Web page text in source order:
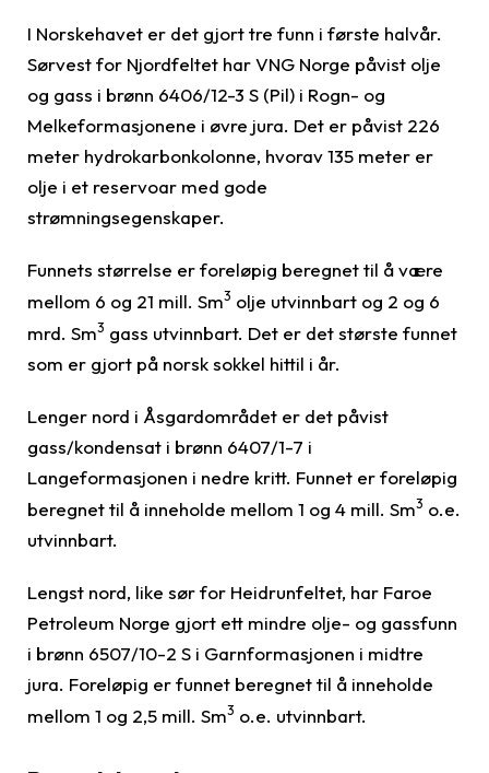
I Norskehavet er det gjort tre funn i første halvår.
Sørvest for Njordfeltet har VNG Norge påvist olje
og gass i brønn 6406/12-3 S (Pil) i Rogn- og
Melkeformasjonene i øvre jura. Det er påvist 226
meter hydrokarbonkolonne, hvorav 135 meter er
olje i et reservoar med gode
strømningsegenskaper.
Funnets størrelse er foreløpig beregnet til å være
mellom 6 og 21 mill. Sm3 olje utvinnbart og 2 og 6
mrd. Sm3 gass utvinnbart. Det er det største funnet
som er gjort på norsk sokkel hittil i år.
Lenger nord i Åsgardområdet er det påvist
gass/kondensat i brønn 6407/1-7 i
Langeformasjonen i nedre kritt. Funnet er foreløpig
beregnet til å inneholde mellom 1 og 4 mill. Sm3 o.e.
utvinnbart.
Lengst nord, like sør for Heidrunfeltet, har Faroe
Petroleum Norge gjort ett mindre olje- og gassfunn
i brønn 6507/10-2 S i Garnformasjonen i midtre
jura. Foreløpig er funnet beregnet til å inneholde
mellom 1 og 2,5 mill. Sm3 o.e. utvinnbart.